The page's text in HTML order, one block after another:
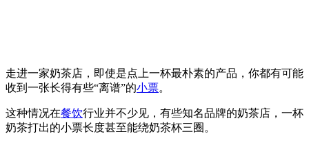
走进一家奶茶店，即使是点上一杯最朴素的产品，你都有可能
收到一张长得有些“离谱”的小票。
这种情况在餐饮行业并不少见，有些知名品牌的奶茶店，一杯
奶茶打出的小票长度甚至能绕奶茶杯三圈。